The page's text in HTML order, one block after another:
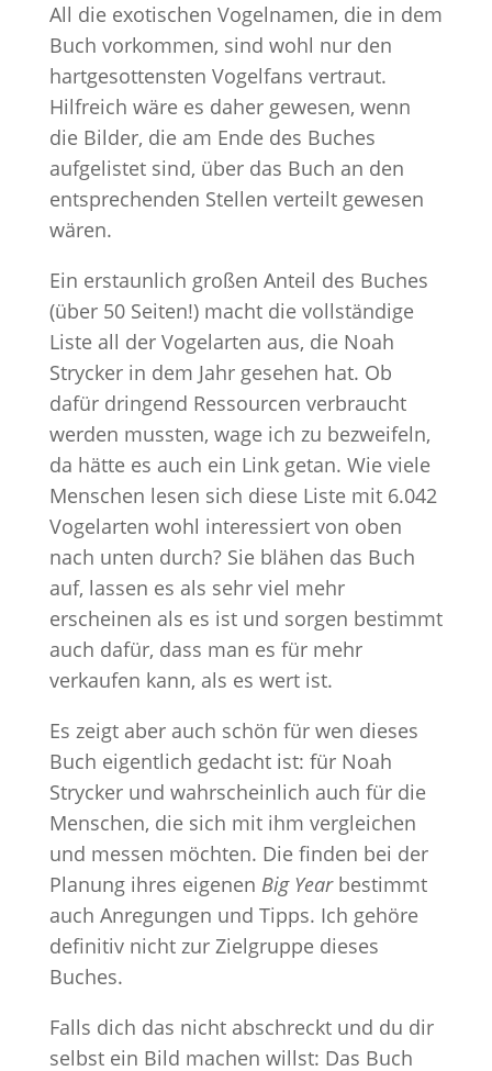
All die exotischen Vogelnamen, die in dem
Buch vorkommen, sind wohl nur den
hartgesottensten Vogelfans vertraut.
Hilfreich wäre es daher gewesen, wenn
die Bilder, die am Ende des Buches
aufgelistet sind, über das Buch an den
entsprechenden Stellen verteilt gewesen
wären.
Ein erstaunlich großen Anteil des Buches
(über 50 Seiten!) macht die vollständige
Liste all der Vogelarten aus, die Noah
Strycker in dem Jahr gesehen hat. Ob
dafür dringend Ressourcen verbraucht
werden mussten, wage ich zu bezweifeln,
da hätte es auch ein Link getan. Wie viele
Menschen lesen sich diese Liste mit 6.042
Vogelarten wohl interessiert von oben
nach unten durch? Sie blähen das Buch
auf, lassen es als sehr viel mehr
erscheinen als es ist und sorgen bestimmt
auch dafür, dass man es für mehr
verkaufen kann, als es wert ist.
Es zeigt aber auch schön für wen dieses
Buch eigentlich gedacht ist: für Noah
Strycker und wahrscheinlich auch für die
Menschen, die sich mit ihm vergleichen
und messen möchten. Die finden bei der
Planung ihres eigenen Big Year bestimmt
auch Anregungen und Tipps. Ich gehöre
definitiv nicht zur Zielgruppe dieses
Buches.
Falls dich das nicht abschreckt und du dir
selbst ein Bild machen willst: Das Buch